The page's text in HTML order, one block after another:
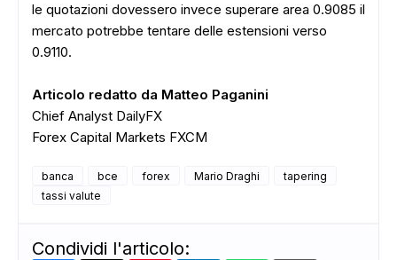
le quotazioni dovessero invece superare area 0.9085 il
mercato potrebbe tentare delle estensioni verso
0.9110.
Articolo redatto da Matteo Paganini
Chief Analyst DailyFX
Forex Capital Markets FXCM
banca bce forex Mario Draghi
tapering
tassi valute
Condividi l'articolo: